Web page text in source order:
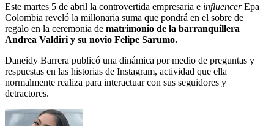
Este martes 5 de abril la controvertida empresaria e influencerEpa
Colombia reveló la millonaria suma que pondrá en el sobre de
regalo en la ceremonia de matrimonio de la barranquillera
Andrea Valdiri y su novio Felipe Sarumo.
Daneidy Barrera publicó una dinámica por medio de preguntas y
respuestas en las historias de Instagram, actividad que ella
normalmente realiza para interactuar con sus seguidores y
detractores.